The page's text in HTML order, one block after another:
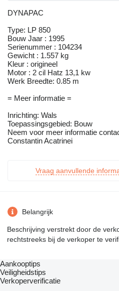
DYNAPAC
Type: LP 850
Bouw Jaar : 1995
Serienummer : 104234
Gewicht : 1.557 kg
Kleur : origineel
Motor : 2 cil Hatz 13,1 kw
Werk Breedte: 0.85 m
= Meer informatie =
Inrichting: Wals
Toepassingsgebied: Bouw
Neem voor meer informatie
Constantin Acatrinei
Vraag aanvullende
Belangrijk
Beschrijving verstrekt door de
rechtstreeks bij de verkoper te
Aankooptips
Veiligheidstips
Verkoperverificatie